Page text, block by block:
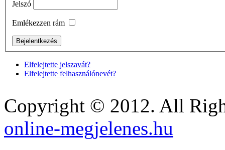
Jelszó
Emlékezzen rám
Elfelejtette jelszavát?
Elfelejtette felhasználónevét?
Copyright © 2012. All
online-megjelenes.hu